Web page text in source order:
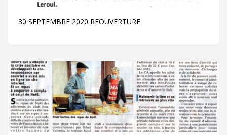
30 SEPTEMBRE 2020 REOUVERTURE